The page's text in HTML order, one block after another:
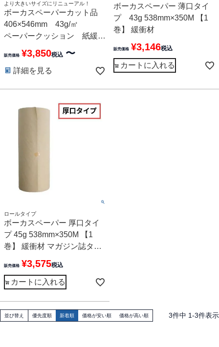
より大きいサイズにリニューアル！
ボーカスペーパーカット品
406×546mm 43g/㎡
ペーパークッション 紙緩衝
販売価格 ¥3,850税込 〜
詳細を見る
ボーカスペーパー 薄口タイ
プ 43g 538mm×350M 【1
巻】 緩衝材
販売価格 ¥3,146税込
カートに入れる
ロールタイプ
ボーカスペーパー 厚口タイ
プ 45g 538mm×350M 【1
巻】 緩衝材 マガジン誌タイ
販売価格 ¥3,575税込
カートに入れる
並び替え 優先度順 新着順 価格が安い順 価格が高い順 3件中 1-3件表示